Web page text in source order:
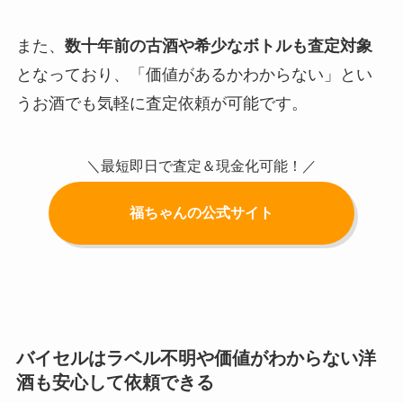
また、 数十年前の古酒や希少なボトルも査定対象
となっており、「価値があるかわからない」とい
うお酒でも気軽に査定依頼が可能です。
＼最短即日で査定＆現金化可能！／
福ちゃんの公式サイト
バイセルはラベル不明や価値がわからない洋
酒も安心して依頼できる